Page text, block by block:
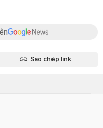
Sao chép link